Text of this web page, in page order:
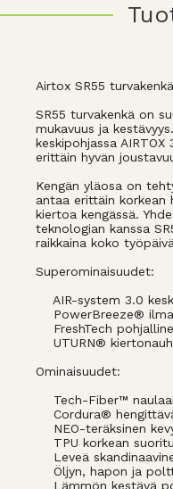
Airtox SR55 turvakenkä
SR55 turvakenkä on
mukavuus ja
keskipohjassa
erittäin hyvän
Kengän yläosa on
antaa erittäin korkean
kiertoa kengässä.
teknologian kanssa
raikkaina koko
Superominaisuudet:
AIR-system 3.0
PowerBreeze®
FreshTech
UTURN®
Ominaisuudet:
Tech-Fiber™
Cordura®
NEO-teräksinen
TPU korkean
Leveä
Öljyn, hapon ja
Lämmön kestävä